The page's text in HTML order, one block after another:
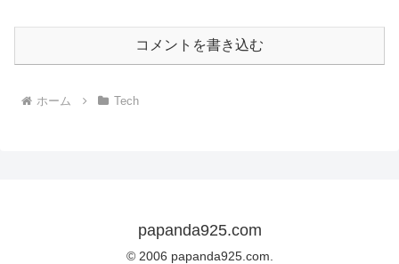
コメントを書き込む
ホーム Tech
papanda925.com
© 2006 papanda925.com.